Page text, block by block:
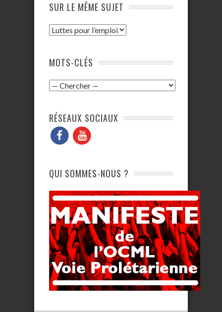
SUR LE MÊME SUJET
MOTS-CLÉS
RÉSEAUX SOCIAUX
QUI SOMMES-NOUS ?